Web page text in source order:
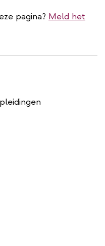
pagina? Meld het